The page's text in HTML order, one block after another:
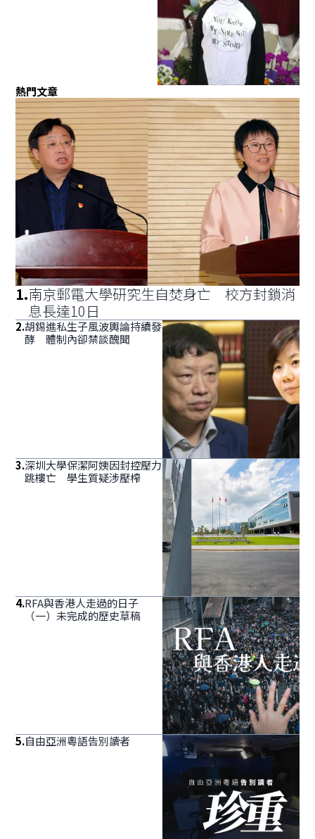
熱門文章
1.南京郵電大學研究生自焚身亡 校方封鎖消
息長達10日
2.胡錫進私生子風波輿論持續發
酵 體制內卻禁談醜聞
3.深圳大學保潔阿姨因封控壓力
跳樓亡 學生質疑涉壓榨
4.RFA與香港人走過的日子
（一）未完成的歷史草稿
5.自由亞洲粵語告別讀者